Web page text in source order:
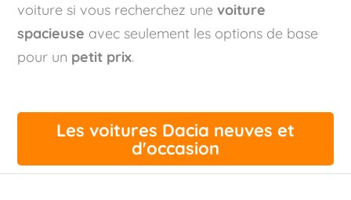
voiture si vous recherchez une voiture
spacieuse avec seulement les options de base
pour un petit prix.
Les voitures Dacia neuves et
d'occasion